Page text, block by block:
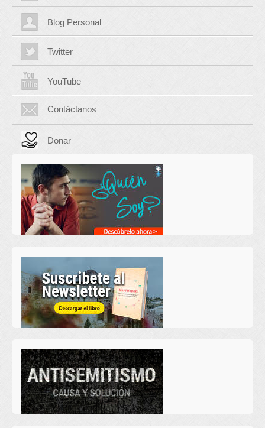
Blog Personal
Twitter
YouTube
Contáctanos
Donar